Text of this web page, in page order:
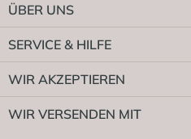
ÜBER UNS
SERVICE & HILFE
WIR AKZEPTIEREN
WIR VERSENDEN MIT